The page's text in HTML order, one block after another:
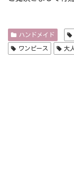
ハンドメイド
ワンピース 大